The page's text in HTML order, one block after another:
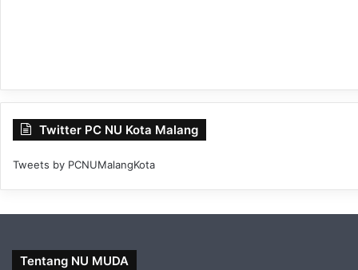
Twitter PC NU Kota Malang
Tweets by PCNUMalangKota
Tentang NU MUDA